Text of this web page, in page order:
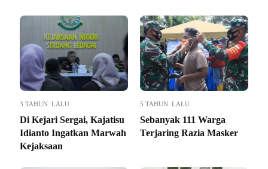
3 TAHUN LALU
Di Kejari Sergai, Kajatisu
Idianto Ingatkan Marwah
Kejaksaan
5 TAHUN LALU
Sebanyak 111 Warga
Terjaring Razia Masker